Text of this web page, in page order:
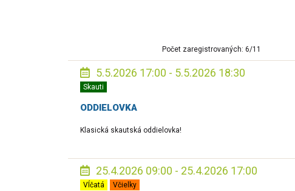
Počet zaregistrovaných: 6/11
5.5.2026 17:00 - 5.5.2026 18:30
Skauti
ODDIELOVKA
Klasická skautská oddielovka!
25.4.2026 09:00 - 25.4.2026 17:00
Vĺčatá Včielky